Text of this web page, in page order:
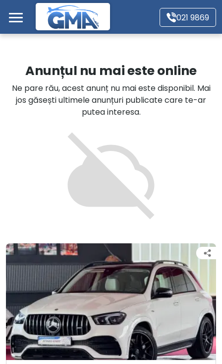
Mergi direct la conținutul principal
021 9869
Autoturisme
Motociclete
Autoutilitare
Alte tipuri vehicule
Anunțul nu mai este online
Ne pare rău, acest anunț nu mai este disponibil. Mai
jos găsești ultimele anunțuri publicate care te-ar
putea interesa.